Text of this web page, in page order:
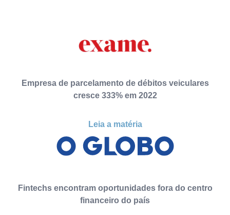
Empresa de parcelamento de débitos veiculares
cresce 333% em 2022
Leia a matéria
Fintechs encontram oportunidades fora do centro
financeiro do país